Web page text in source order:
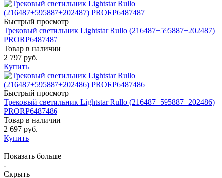
Быстрый просмотр
Трековый светильник Lightstar Rullo (216487+595887+202487)
PRORP6487487
Товар в наличии
2 797 руб.
Купить
Быстрый просмотр
Трековый светильник Lightstar Rullo (216487+595887+202486)
PRORP6487486
Товар в наличии
2 697 руб.
Купить
+
Показать больше
-
Скрыть